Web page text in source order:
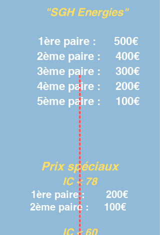
"SGH Energies"
1ère paire : 500€
2ème paire : 400€
3ème paire : 300€
4ème paire : 200€
5ème paire : 100€
Prixspéciaux
IC < 78
1ère paire : 200€
2ème paire : 100€
IC < 60